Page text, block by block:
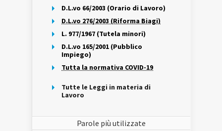
D.L.vo 66/2003 (Orario di Lavoro)
D.L.vo 276/2003 (Riforma Biagi)
L. 977/1967 (Tutela minori)
D.L.vo 165/2001 (Pubblico
Impiego)
Tutta la normativa COVID-19
Tutte le Leggi in materia di
Lavoro
Parole più utilizzate